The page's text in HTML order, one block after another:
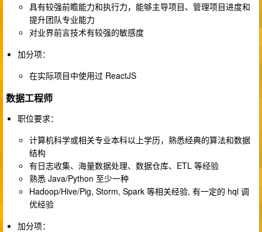
具有较强前瞻能力和执行力，能够主导项目、管理项目进度和
提升团队专业能力
对业界前言技术有较强的敏感度
加分项：
在实际项目中使用过 ReactJS
数据工程师
职位要求：
计算机科学或相关专业本科以上学历，熟悉经典的算法和数据
结构
有日志收集、海量数据处理、数据仓库、ETL 等经验
熟悉 Java/Python 至少一种
Hadoop/Hive/Pig, Storm, Spark 等相关经验, 有一定的 hql 调
优经验
加分项：